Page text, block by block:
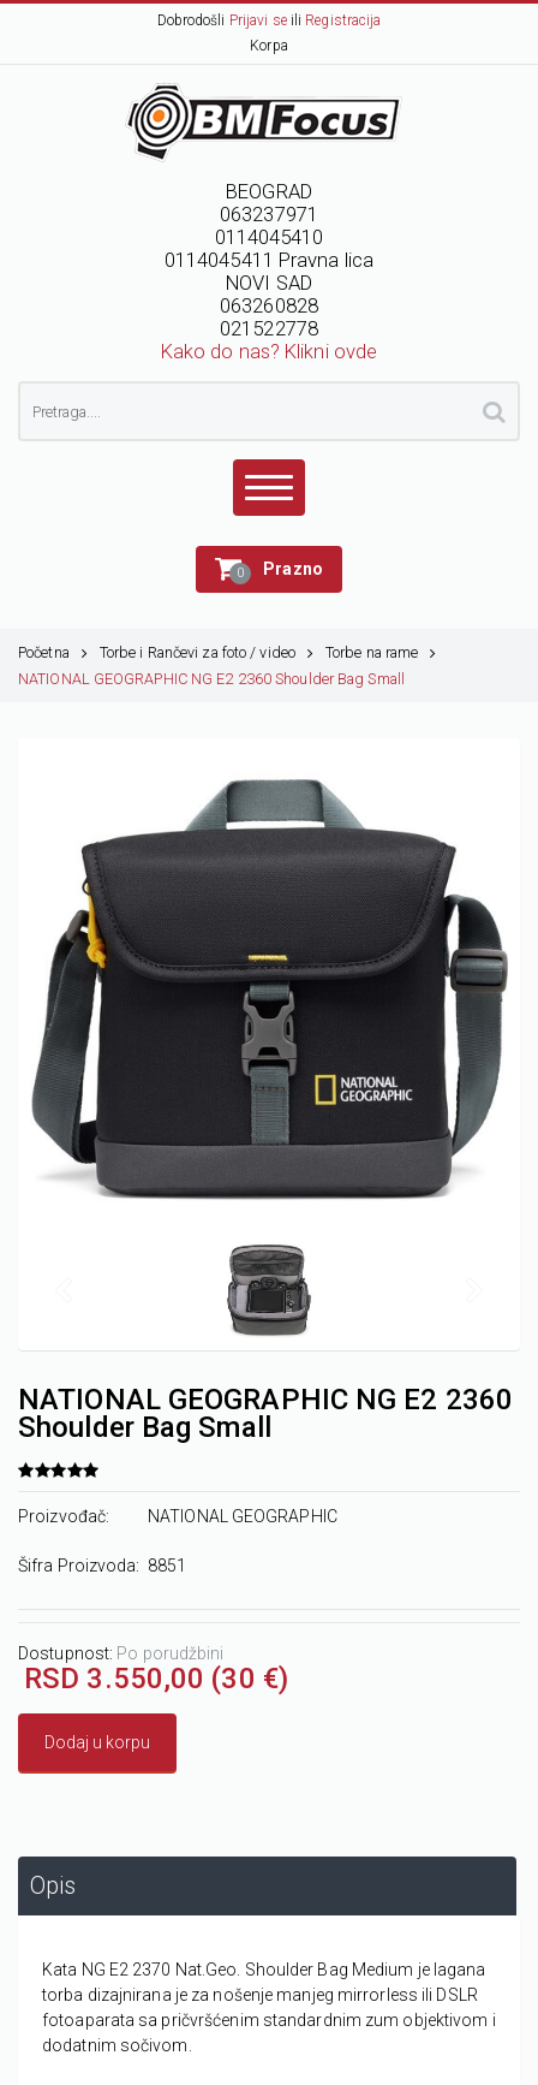
Dobrodošli Prijavi seili Registracija
Korpa
BEOGRAD
063237971
0114045410
0114045411 Pravna lica
NOVI SAD
063260828
021522778
Kako do nas? Klikni ovde
0 Prazno
Početna Torbe i Rančevi za foto / video
Torbe na rame
NATIONAL GEOGRAPHIC NG E2 2360 Shoulder Bag Small
NATIONAL GEOGRAPHIC NG E2 2360
Shoulder Bag Small
Proizvođač: NATIONAL GEOGRAPHIC
Šifra Proizvoda: 8851
Dostupnost: Po porudžbini
RSD 3.550,00 (30 €)
Dodaj u korpu
Opis
Kata NG E2 2370 Nat.Geo. Shoulder Bag Medium je lagana
torba dizajnirana je za nošenje manjeg mirrorless ili DSLR
fotoaparata sa pričvršćenim standardnim zum objektivom i
dodatnim sočivom.